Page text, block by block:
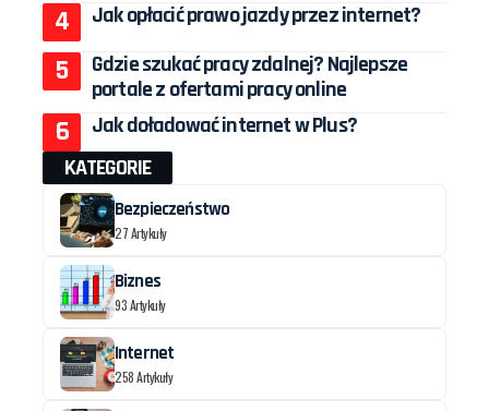
Jak opłacić prawo jazdy przez internet?
Gdzie szukać pracy zdalnej? Najlepsze
portale z ofertami pracy online
Jak doładować internet w Plus?
KATEGORIE
Bezpieczeństwo
27 Artykuły
Biznes
93 Artykuły
Internet
258 Artykuły